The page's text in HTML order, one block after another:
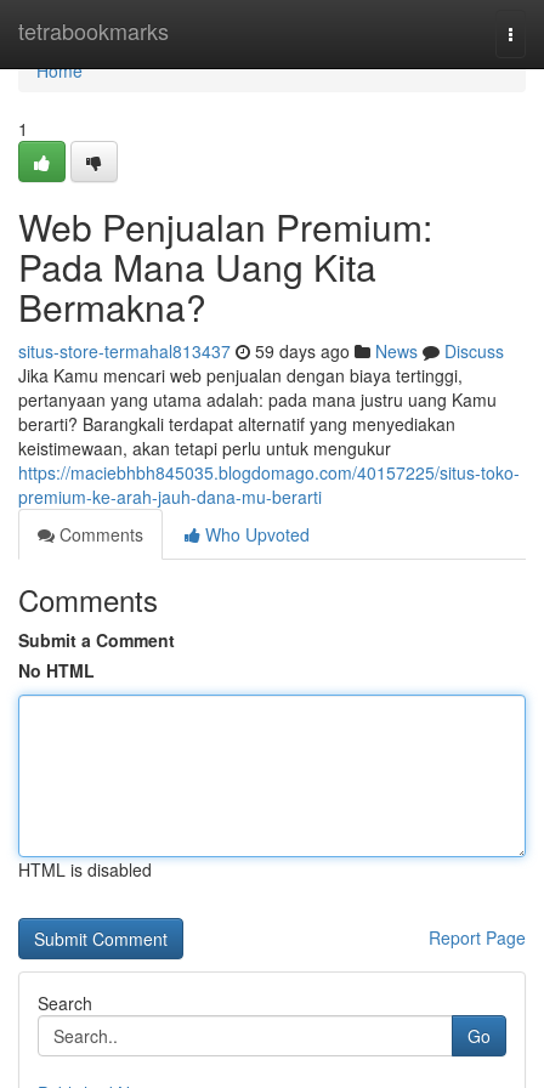
tetrabookmarks
Home
Home
1
Web Penjualan Premium:
Pada Mana Uang Kita
Bermakna?
situs-store-termahal813437 59 days ago News
Discuss
Jika Kamu mencari web penjualan dengan biaya tertinggi,
pertanyaan yang utama adalah: pada mana justru uang Kamu
berarti? Barangkali terdapat alternatif yang menyediakan
keistimewaan, akan tetapi perlu untuk mengukur
https://maciebhbh845035.blogdomago.com/40157225/situs-toko-
premium-ke-arah-jauh-dana-mu-berarti
Comments
Who Upvoted
Comments
Submit a Comment
No HTML
HTML is disabled
Report Page
Search
Go